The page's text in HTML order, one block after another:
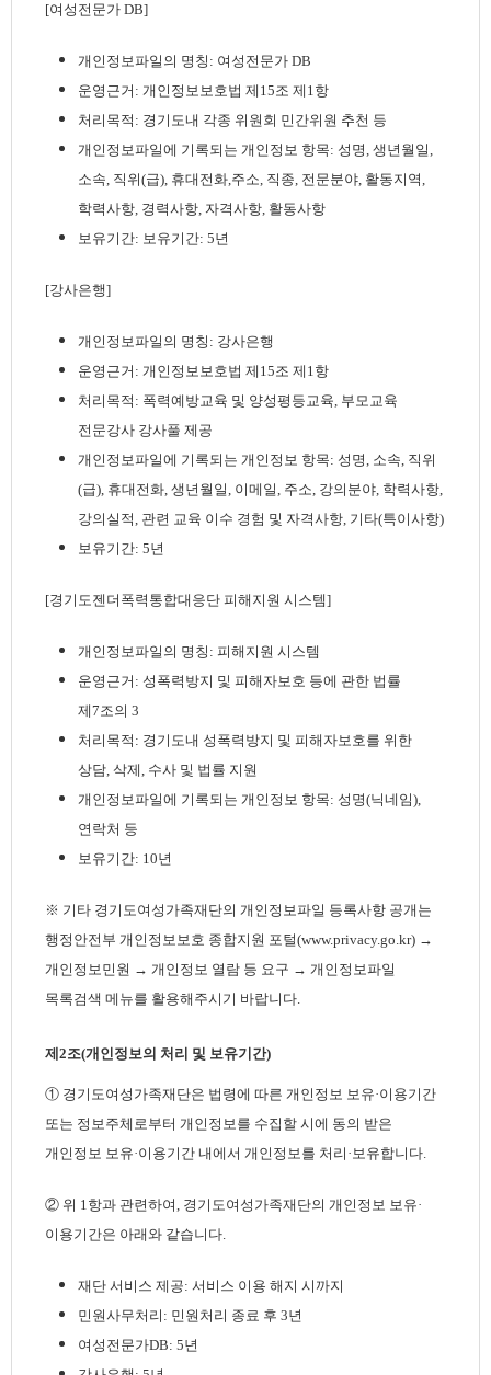
[여성전문가 DB]
개인정보파일의 명칭: 여성전문가 DB
운영근거: 개인정보보호법 제15조 제1항
처리목적: 경기도내 각종 위원회 민간위원 추천 등
개인정보파일에 기록되는 개인정보 항목: 성명, 생년월일,
소속, 직위(급), 휴대전화,주소, 직종, 전문분야, 활동지역,
학력사항, 경력사항, 자격사항, 활동사항
보유기간: 보유기간: 5년
[강사은행]
개인정보파일의 명칭: 강사은행
운영근거: 개인정보보호법 제15조 제1항
처리목적: 폭력예방교육 및 양성평등교육, 부모교육
전문강사 강사풀 제공
개인정보파일에 기록되는 개인정보 항목: 성명, 소속, 직위
(급), 휴대전화, 생년월일, 이메일, 주소, 강의분야, 학력사항,
강의실적, 관련 교육 이수 경험 및 자격사항, 기타(특이사항)
보유기간: 5년
[경기도젠더폭력통합대응단 피해지원 시스템]
개인정보파일의 명칭: 피해지원 시스템
운영근거: 성폭력방지 및 피해자보호 등에 관한 법률
제7조의 3
처리목적: 경기도내 성폭력방지 및 피해자보호를 위한
상담, 삭제, 수사 및 법률 지원
개인정보파일에 기록되는 개인정보 항목: 성명(닉네임),
연락처 등
보유기간: 10년
※ 기타 경기도여성가족재단의 개인정보파일 등록사항 공개는
행정안전부 개인정보보호 종합지원 포털(www.privacy.go.kr) →
개인정보민원 → 개인정보 열람 등 요구 → 개인정보파일
목록검색 메뉴를 활용해주시기 바랍니다.
제2조(개인정보의 처리 및 보유기간)
① 경기도여성가족재단은 법령에 따른 개인정보 보유·이용기간
또는 정보주체로부터 개인정보를 수집할 시에 동의 받은
개인정보 보유·이용기간 내에서 개인정보를 처리·보유합니다.
② 위 1항과 관련하여, 경기도여성가족재단의 개인정보 보유·
이용기간은 아래와 같습니다.
재단 서비스 제공: 서비스 이용 해지 시까지
민원사무처리: 민원처리 종료 후 3년
여성전문가DB: 5년